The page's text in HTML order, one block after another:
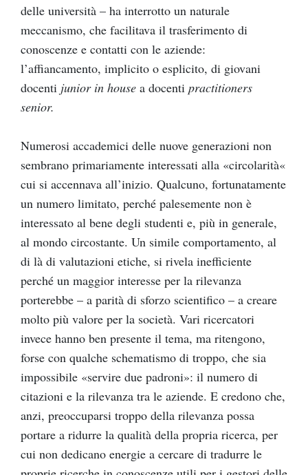
delle università – ha interrotto un naturale
meccanismo, che facilitava il trasferimento di
conoscenze e contatti con le aziende:
l’affiancamento, implicito o esplicito, di giovani
docenti junior in house a docenti practitioners
senior.
Numerosi accademici delle nuove generazioni non
sembrano primariamente interessati alla «circolarità»
cui si accennava all’inizio. Qualcuno, fortunatamente
un numero limitato, perché palesemente non è
interessato al bene degli studenti e, più in generale,
al mondo circostante. Un simile comportamento, al
di là di valutazioni etiche, si rivela inefficiente
perché un maggior interesse per la rilevanza
porterebbe – a parità di sforzo scientifico – a creare
molto più valore per la società. Vari ricercatori
invece hanno ben presente il tema, ma ritengono,
forse con qualche schematismo di troppo, che sia
impossibile «servire due padroni»: il numero di
citazioni e la rilevanza tra le aziende. E credono che,
anzi, preoccuparsi troppo della rilevanza possa
portare a ridurre la qualità della propria ricerca, per
cui non dedicano energie a cercare di tradurre le